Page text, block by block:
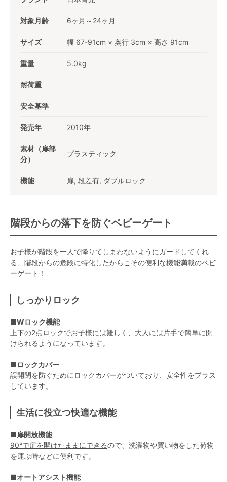
対象月齢 6ヶ月～24ヶ月
サイズ 幅 67-91cm × 奥行 3cm × 高さ 91cm
重量 5.0kg
耐荷重
安全基準
発売年 2010年
素材（扉部
分）
プラスティック
機能 扉, 段差有, ダブルロック
階段からの落下を防ぐベビーゲート
お子様が階段を一人で降りてしまわないようにガードしてくれ
る、階段からの危険に特化したからこその便利な機能満載のベビ
ーゲート！
しっかりロック
■Wロック機能
上下の2点ロックでお子様には難しく、大人には片手で簡単に開
けられるようになっています。
■ロックカバー
誤開閉を防ぐためにロックカバーがついており、安全性をプラス
しています。
生活に役立つ快適な機能
■扉開放機能
90°で扉を開けたままにできるので、洗濯物や買い物をした荷物
を運ぶ時などに便利です。
■オートアシスト機能